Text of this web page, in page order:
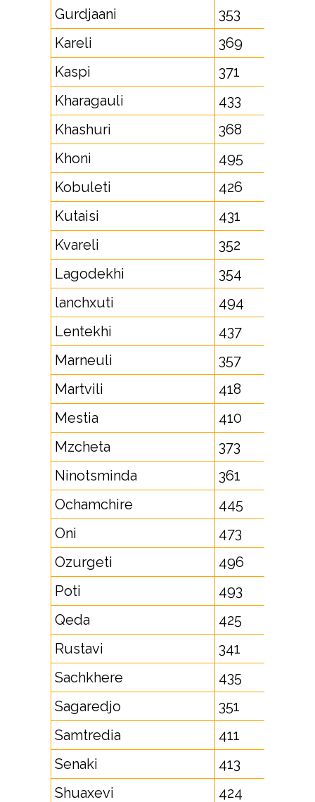
Gurdjaani
353
Kareli
369
Kaspi
371
Kharagauli
433
Khashuri
368
Khoni
495
Kobuleti
426
Kutaisi
431
Kvareli
352
Lagodekhi
354
lanchxuti
494
Lentekhi
437
Marneuli
357
Martvili
418
Mestia
410
Mzcheta
373
Ninotsminda
361
Ochamchire
445
Oni
473
Ozurgeti
496
Poti
493
Qeda
425
Rustavi
341
Sachkhere
435
Sagaredjo
351
Samtredia
411
Senaki
413
Shuaxevi
424